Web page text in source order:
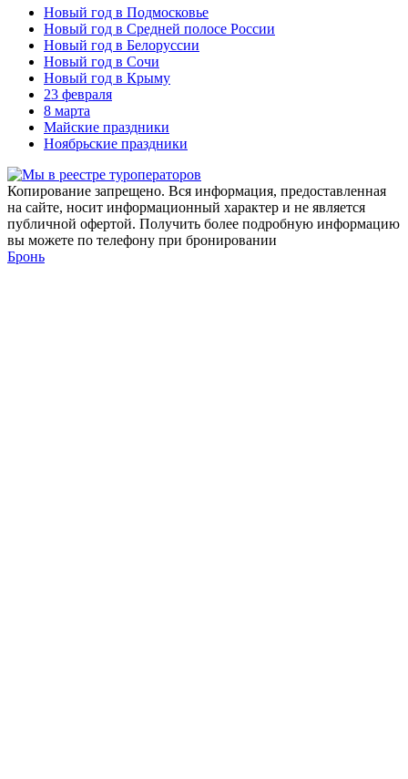
Новый год в Подмосковье
Новый год в Средней полосе России
Новый год в Белоруссии
Новый год в Сочи
Новый год в Крыму
23 февраля
8 марта
Майские праздники
Ноябрьские праздники
Копирование запрещено. Вся информация, предоставленная
на сайте, носит информационный характер и не является
публичной офертой. Получить более подробную информацию
вы можете по телефону при бронировании
Бронь